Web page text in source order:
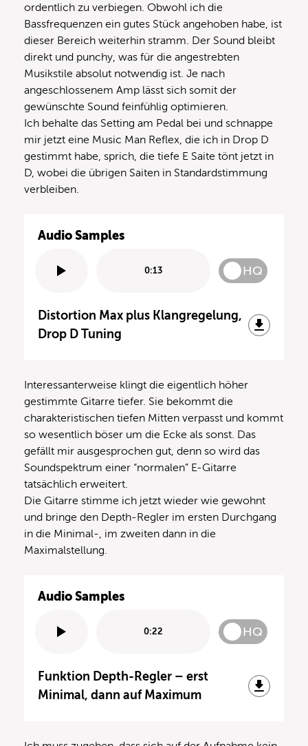
ordentlich zu verbiegen. Obwohl ich die
Bassfrequenzen ein gutes Stück angehoben habe, ist
dieser Bereich weiterhin stramm. Der Sound bleibt
direkt und punchy, was für die angestrebten
Musikstile absolut notwendig ist. Je nach
angeschlossenem Amp lässt sich somit der
gewünschte Sound feinfühlig optimieren.
Ich behalte das Setting am Pedal bei und schnappe
mir jetzt eine Music Man Reflex, die ich in Drop D
gestimmt habe, sprich, die tiefe E Saite tönt jetzt in
D, wobei die übrigen Saiten in Standardstimmung
verbleiben.
Audio Samples
0:13 HQ
Distortion Max plus Klangregelung,
Drop D Tuning
Interessanterweise klingt die eigentlich höher
gestimmte Gitarre tiefer. Sie bekommt die
charakteristischen tiefen Mitten verpasst und kommt
so wesentlich böser um die Ecke als sonst. Das
gefällt mir ausgesprochen gut, denn so wird das
Soundspektrum einer “normalen” E-Gitarre
tatsächlich erweitert.
Die Gitarre stimme ich jetzt wieder wie gewohnt
und bringe den Depth-Regler im ersten Durchgang
in die Minimal-, im zweiten dann in die
Maximalstellung.
Audio Samples
0:22 HQ
Funktion Depth-Regler – erst
Minimal, dann auf Maximum